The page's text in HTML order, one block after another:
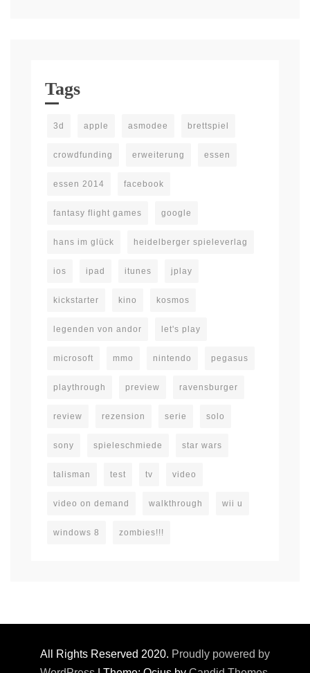
Tags
3d apple asmodee brettspiel
crowdfunding erweiterung essen
essen 2014 facebook
fantasy flight games google
hans im glück heidelberger spieleverlag
ios ipad itunes jplay
kickstarter kino kosmos
legenden von andor let's play
microsoft mmo nintendo pegasus
playthrough preview ravensburger
review rezension serie solo
sony spieleschmiede star wars
talisman test tv video
video on demand walkthrough wii u
windows 8 zombies!!!
All Rights Reserved 2020. Proudly powered by